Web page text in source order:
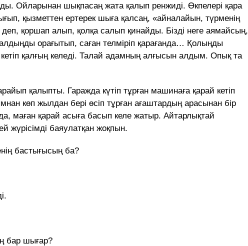
Ойларынан шықпасаң жата қалып ренжиді. Өкпелері қара
қызметтен ертерек шыға қалсаң, «айналайын, түрменің
деп, қоршап алып, қолқа салып қинайды. Бізді неге аямайсың,
алдыңды орағытып, саған телміріп қарағанда… Қолыңды
қалғың келеді. Талай адамның алғысын алдым. Опық та
қалыпты. Гаражда күтіп тұрған машинаға қарай кетіп
көп жылдан бері өсіп тұрған ағаштардың арасынан бір
маған қарай асыға басып келе жатыр. Айтарлықтай
жүрісімді баяулатқан жоқпын.
бастығысың ба?
бар шығар?